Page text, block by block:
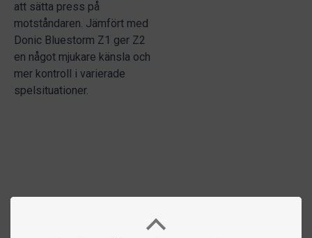
att sätta press på
motståndaren. Jämfört med
Donic Bluestorm Z1 ger Z2
en något mjukare känsla och
mer kontroll i varierade
spelsituationer.